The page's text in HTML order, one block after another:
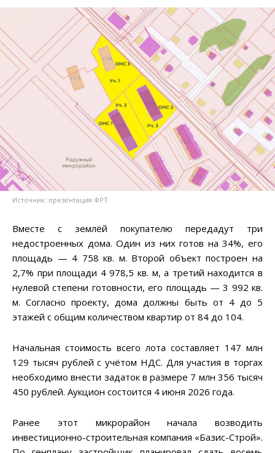
Источник: презентация ФРТ
Вместе с землёй покупателю передадут три
недостроенных дома. Один из них готов на 34%, его
площадь — 4 758 кв. м. Второй объект построен на
2,7% при площади 4 978,5 кв. м, а третий находится в
нулевой степени готовности, его площадь — 3 992 кв.
м. Согласно проекту, дома должны быть от 4 до 5
этажей с общим количеством квартир от 84 до 104.
Начальная стоимость всего лота составляет 147 млн
129 тысяч рублей с учётом НДС. Для участия в торгах
необходимо внести задаток в размере 7 млн 356 тысяч
450 рублей. Аукцион состоится 4 июня 2026 года.
Ранее этот микрорайон начала возводить
инвестиционно-строительная компания «Базис-Строй».